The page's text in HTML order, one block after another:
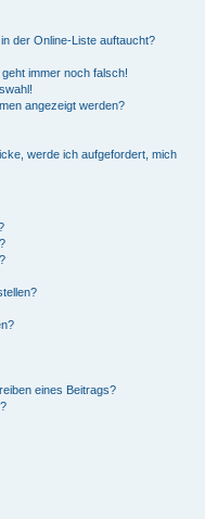
der Online-Liste auftaucht?
immer noch falsch!
angezeigt werden?
werde ich aufgefordert, mich
eines Beitrags?